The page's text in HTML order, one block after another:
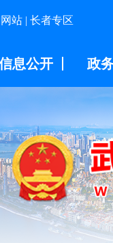
站 | 长者专区
息公开 政